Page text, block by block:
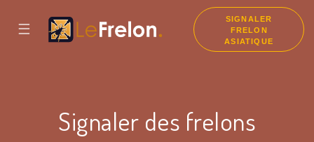
☰
SIGNALER
FRELON
ASIATIQUE
Signaler des frelons